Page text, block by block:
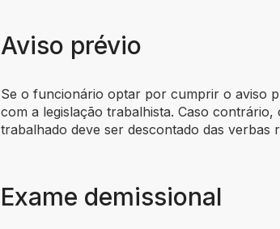
Aviso prévio
Se o funcionário optar por cumprir o aviso
com a legislação trabalhista. Caso
trabalhado deve ser descontado das verbas
Exame demissional